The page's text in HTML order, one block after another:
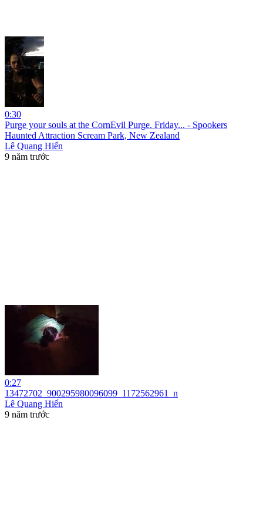
0:30
Purge your souls at the CornEvil Purge. Friday... - Spookers
Haunted Attraction Scream Park, New Zealand
Lê Quang Hiến
9 năm trước
0:27
13472702_900295980096099_1172562961_n
Lê Quang Hiến
9 năm trước